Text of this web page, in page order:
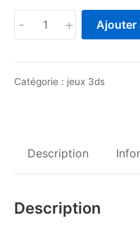
quantité
de
Mario
- + Ajouter
Catégorie : jeux 3ds
Description
Description